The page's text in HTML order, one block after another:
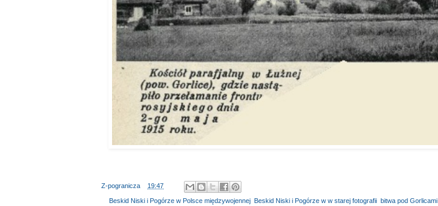
Z-pogranicza 19:47
Beskid Niski i Pogórze w Polsce międzywojennej Beskid Niski i Pogórze w w starej fotografii bitwa pod Gorlicami